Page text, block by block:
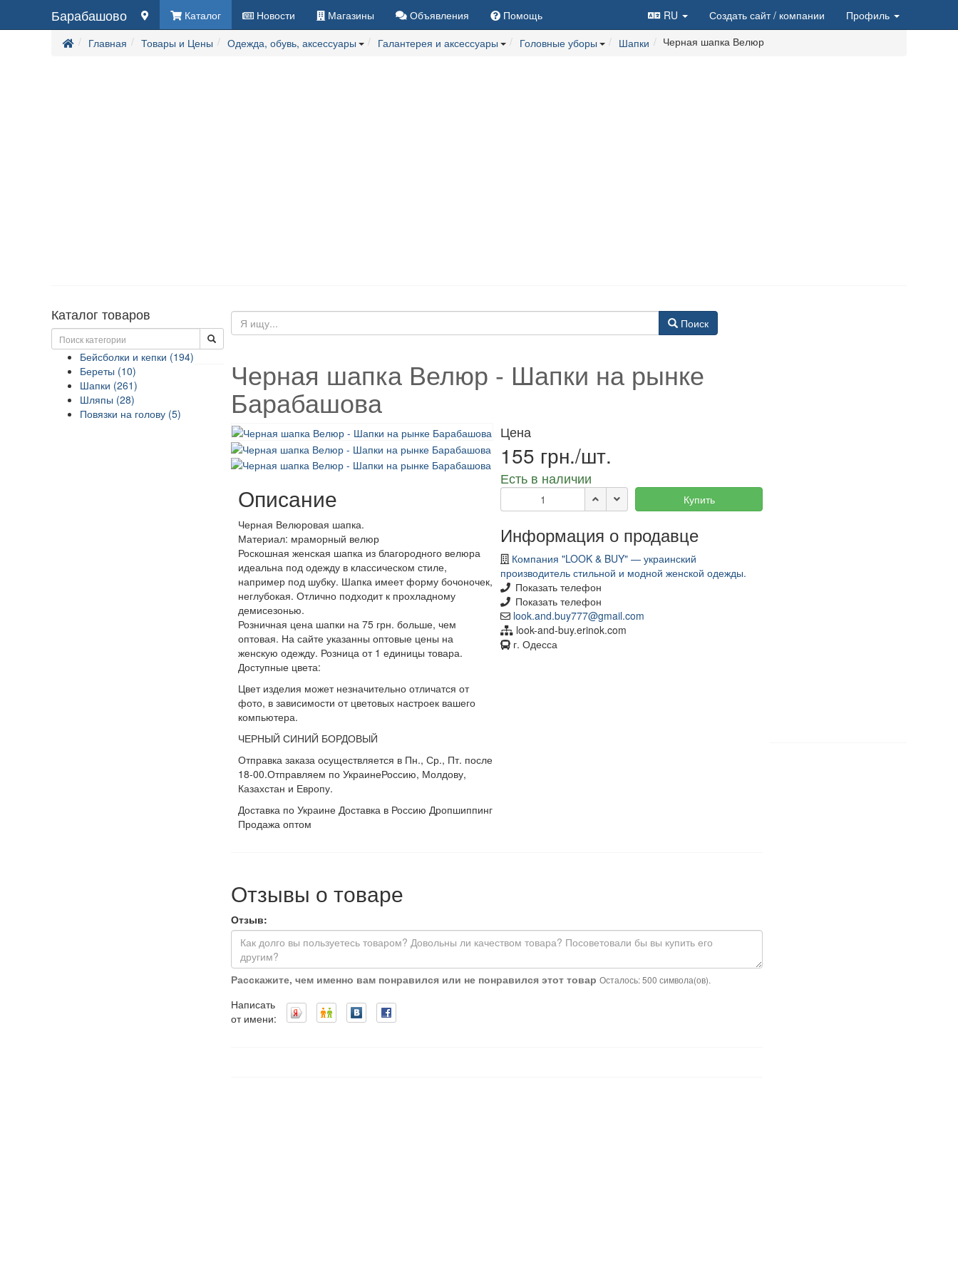
Барабашово Каталог Новости Магазины Объявления Помощь RU Создать сайт/ компании
Профиль
Главная
Товары и Цены Одежда, обувь, аксессуары Галантерея и аксессуары Головные уборы Шапки Черная шапка Велюр
Поиск
Черная шапка Велюр - Шапки на рынке
Барабашова
Описание
Черная Велюровая шапка.
Материал: мраморный велюр
Роскошная женская шапка из благородного велюра
идеальна под одежду в классическом стиле,
например под шубку. Шапка имеет форму бочоночек,
неглубокая. Отлично подходит к прохладному
демисезонью.
Розничная цена шапки на 75 грн. больше, чем
оптовая. На сайте указанны оптовые цены на
женскую одежду. Розница от 1 единицы товара.
Доступные цвета:
Цвет изделия может незначительно отличатся от
фото, в зависимости от цветовых настроек вашего
компьютера.
ЧЕРНЫЙ СИНИЙ БОРДОВЫЙ
Отправка заказа осуществляется в Пн., Ср., Пт. после
18-00.Отправляем по УкраинеРоссию, Молдову,
Казахстан и Европу.
Доставка по Украине Доставка в Россию Дропшиппинг
Продажа оптом
Цена
155 грн./шт.
Есть в наличии
Купить
Информация о продавце
Компания "LOOK & BUY" — украинский
производитель стильной и модной женской одежды.
Показать телефон
Показать телефон
look.and.buy777@gmail.com
look-and-buy.erinok.com
г. Одесса
Отзывы о товаре
Отзыв:
Расскажите, чем именно вам понравился или не понравился этот товар Осталось: 500 символа(ов).
Написать
от имени:
Каталог товаров
Бейсболки и кепки (194)
Береты (10)
Шапки (261)
Шляпы (28)
Повязки на голову (5)